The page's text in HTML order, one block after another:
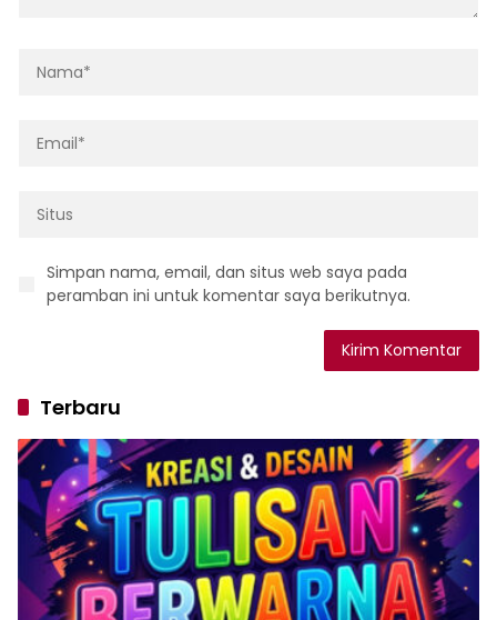
Simpan nama, email, dan situs web saya pada
peramban ini untuk komentar saya berikutnya.
Terbaru